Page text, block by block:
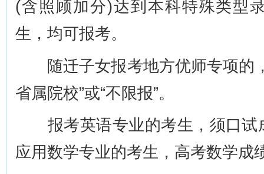
(含照顾加分)达到本科特殊类型
生，均可报考。
随迁子女报考地方优师专项的
省属院校”或“不限报”。
报考英语专业的考生，须口试
应用数学专业的考生，高考数学成